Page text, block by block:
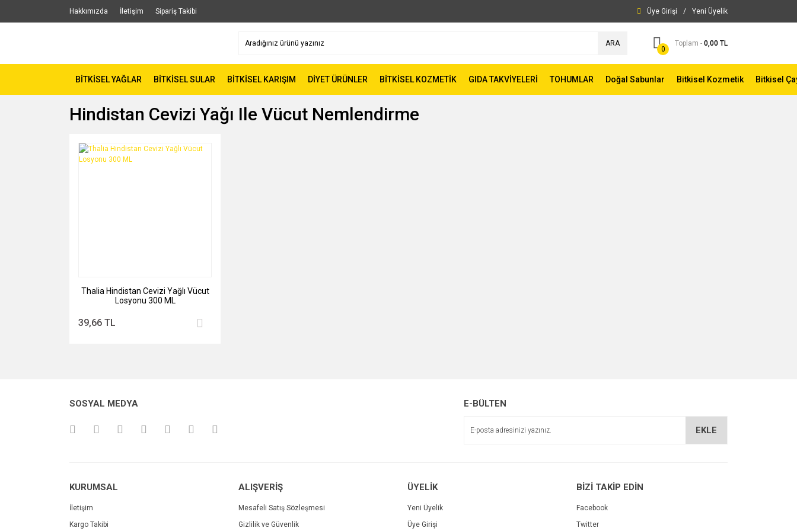
Hakkımızda İletişim Sipariş Takibi Üye Girişi / Yeni Üyelik
ARA
0
Toplam - 0,00 TL
BİTKİSEL YAĞLAR BİTKİSEL SULAR BİTKİSEL KARIŞIM DİYET ÜRÜNLER BİTKİSEL KOZMETİK GIDA TAKVİYELERİ TOHUMLAR Doğal Sabunlar Bitkisel Kozmetik Bitkisel
Hindistan Cevizi Yağı Ile Vücut Nemlendirme
Thalia Hindistan Cevizi Yağlı Vücut
Losyonu 300 ML
39,66 TL
SOSYAL MEDYA E-BÜLTEN
EKLE
KURUMSAL
İletişim
Kargo Takibi
ALIŞVERİŞ
Mesafeli Satış Sözleşmesi
Gizlilik ve Güvenlik
ÜYELİK
Yeni Üyelik
Üye Girişi
BİZİ TAKİP EDİN
Facebook
Twitter